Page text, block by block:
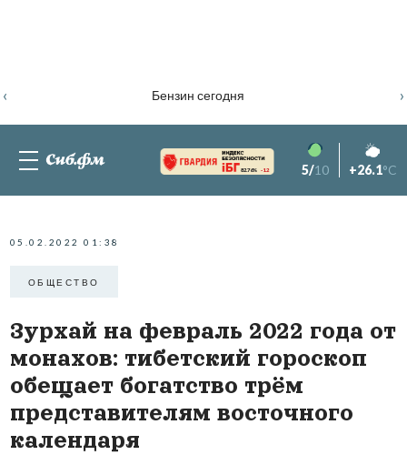
Бензин сегодня
‹ ›
82.76% -1.2 5/10 +26.1°C
05.02.2022 01:38
ОБЩЕСТВО
Зурхай на февраль 2022 года от
монахов: тибетский гороскоп
обещает богатство трём
представителям восточного
календаря